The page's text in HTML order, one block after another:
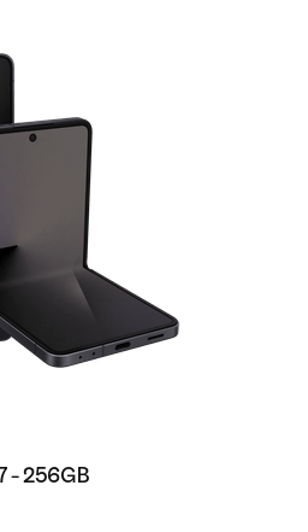
- 256GB